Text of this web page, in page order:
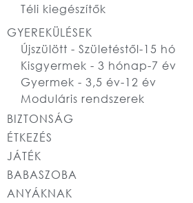
Téli kiegészítők
GYEREKÜLÉSEK
Újszülött - Születéstől-15 hó
Kisgyermek - 3 hónap-7 év
Gyermek - 3,5 év-12 év
Moduláris rendszerek
BIZTONSÁG
ÉTKEZÉS
JÁTÉK
BABASZOBA
ANYÁKNAK